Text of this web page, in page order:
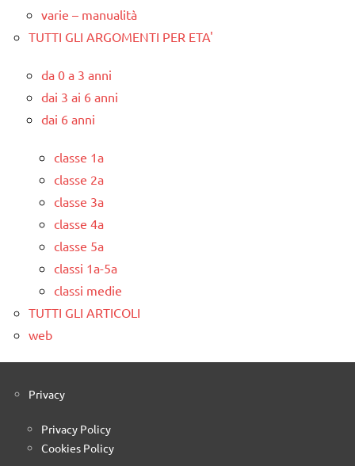
varie – manualità
TUTTI GLI ARGOMENTI PER ETA'
da 0 a 3 anni
dai 3 ai 6 anni
dai 6 anni
classe 1a
classe 2a
classe 3a
classe 4a
classe 5a
classi 1a-5a
classi medie
TUTTI GLI ARTICOLI
web
Privacy
Privacy Policy
Cookies Policy